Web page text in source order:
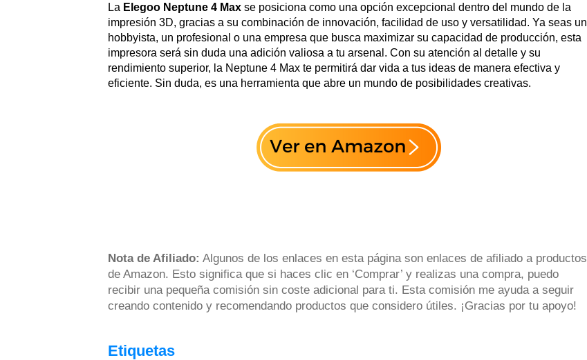
La Elegoo Neptune 4 Maxse posiciona como una opción excepcional dentro del mundo de la
impresión 3D, gracias a su combinación de innovación, facilidad de uso y versatilidad. Ya seas un
hobbyista, un profesional o una empresa que busca maximizar su capacidad de producción, esta
impresora será sin duda una adición valiosa a tu arsenal. Con su atención al detalle y su
rendimiento superior, la Neptune 4 Max te permitirá dar vida a tus ideas de manera efectiva y
eficiente. Sin duda, es una herramienta que abre un mundo de posibilidades creativas.
Nota de Afiliado: Algunos de los enlaces en esta página son enlaces de afiliado a productos
de Amazon. Esto significa que si haces clic en ‘Comprar’ y realizas una compra, puedo
recibir una pequeña comisión sin coste adicional para ti. Esta comisión me ayuda a seguir
creando contenido y recomendando productos que considero útiles. ¡Gracias por tu apoyo!
Etiquetas